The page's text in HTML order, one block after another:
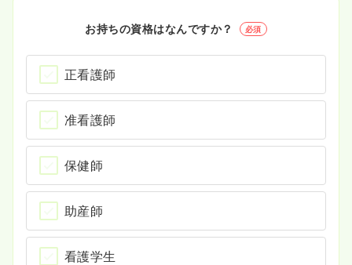
お持ちの資格はなんですか？ 必須
正看護師
准看護師
保健師
助産師
看護学生